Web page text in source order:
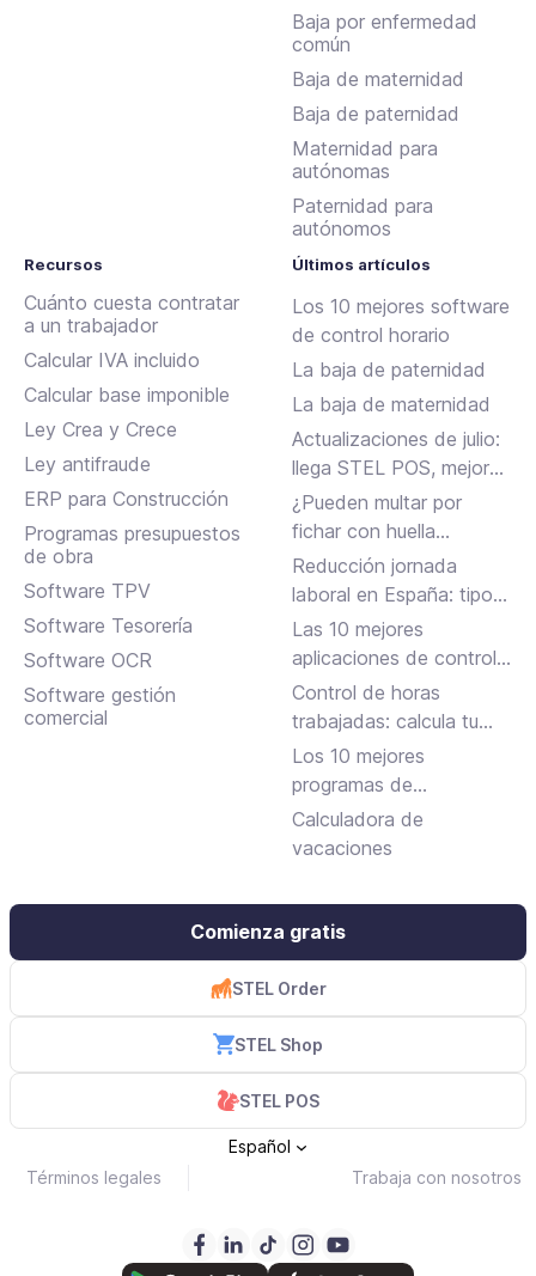
Baja por enfermedad
común
Baja de maternidad
Baja de paternidad
Maternidad para
autónomas
Paternidad para
autónomos
Recursos
Cuánto cuesta contratar
a un trabajador
Calcular IVA incluido
Calcular base imponible
Ley Crea y Crece
Ley antifraude
ERP para Construcción
Programas presupuestos
de obra
Software TPV
Software Tesorería
Software OCR
Software gestión
comercial
Últimos artículos
Los 10 mejores software
de control horario
La baja de paternidad
La baja de maternidad
Actualizaciones de julio:
llega STEL POS, mejoras
en Assistant, albaranes
en Inbox y más
¿Pueden multar por
fichar con huella
dactilar?
Reducción jornada
laboral en España: tipos,
requisitos y cómo
solicitarla
Las 10 mejores
aplicaciones de control
horario para fichar en el
trabajo
Control de horas
trabajadas: calcula tu
jornada laboral
Los 10 mejores
programas de
facturación gratuitos y
de pago
Calculadora de
vacaciones
Comienza gratis
STEL Order
STEL Shop
STEL POS
Términos legales Trabaja con nosotros
Español